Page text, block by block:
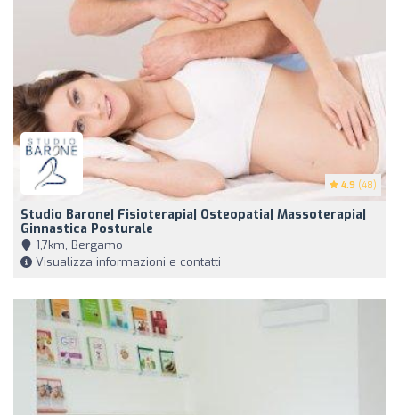
4.9 (48)
Studio Barone| Fisioterapia| Osteopatia| Massoterapia|
Ginnastica Posturale
1,7km, Bergamo
Visualizza informazioni e contatti